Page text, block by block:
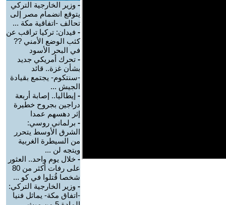
- وزير الخارجية التركي
يتوقع انضمام مصر إلى
تحالف -اتفاقية مكة ...
- فيدان: تركيا تراقب عن
كثب الوضع الأمني ??
في البحر الأسود
- تحرك أمريكي جديد
بشأن غزة.. قائد
-سنتكوم- يجتمع بقيادة
الجيش ...
- إيطاليا.. إصابة أربعة
دراجين بجروح خطيرة
إثر دهسهم عمدا
- برلماني روسي:
الشرق الأوسط يتحرر
من السيطرة الغربية
ويتجه لن ...
- خلال يوم واحد.. العثور
على رفات أكثر من 80
شخصا قُتلوا في كو ...
- وزير الخارجية التركي:
-اتفاق مكة- يماثل فنيا